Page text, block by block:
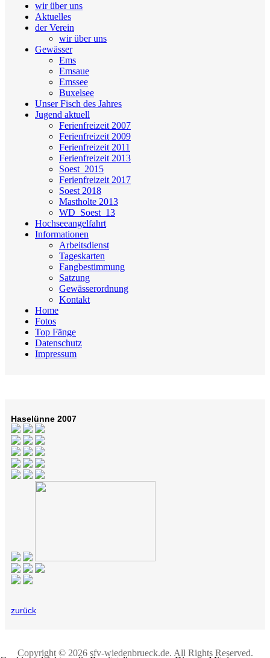
wir über uns
Aktuelles
der Verein
wir über uns
Gewässer
Ems
Emsaue
Emssee
Buxelsee
Unser Fisch des Jahres
Jugend aktuell
Ferienfreizeit 2007
Ferienfreizeit 2009
Ferienfreizeit 2011
Ferienfreizeit 2013
Soest_2015
Ferienfreizeit 2017
Soest 2018
Mastholte 2013
WD_Soest_13
Hochseeangelfahrt
Informationen
Arbeitsdienst
Tageskarten
Fangbestimmung
Satzung
Gewässerordnung
Kontakt
Home
Fotos
Top Fänge
Datenschutz
Impressum
Haselünne 2007
zurück
Copyright © 2026 sfv-wiedenbrueck.de. All Rights Reserved.